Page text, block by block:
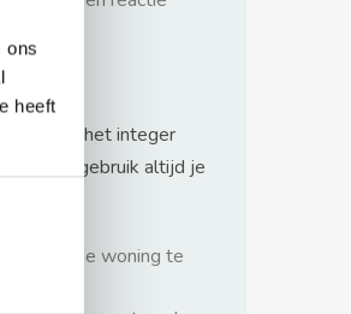
ons
heeft
aan het integer
maar gebruik altijd je
zonder de woning te